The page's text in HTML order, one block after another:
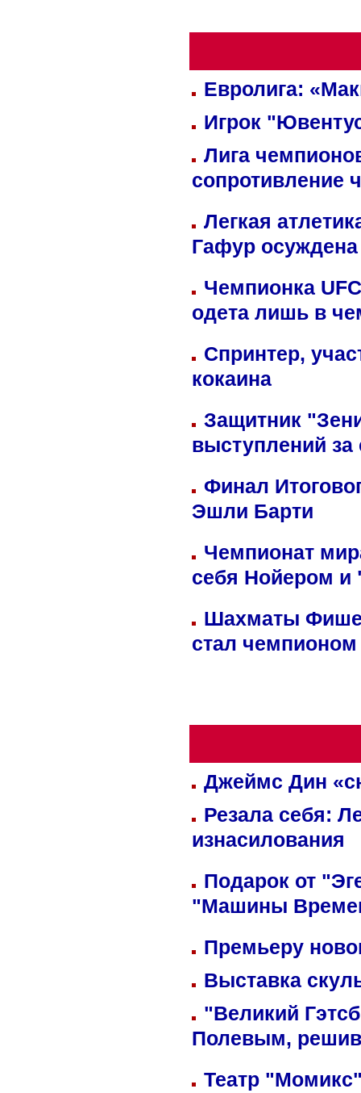
Евролига:
Игрок
Лига
сопротивление
Легкая
Гафур осуждена
Чемпионка
одета лишь в
Спринтер,
кокаина
Защитник
выступлений
Финал
Эшли Барти
Чемпионат
себя Нойером и
Шахматы
стал
Джеймс Дин
Резала себя:
изнасилования
Подарок от
"Машины
Премьеру
Выставка
"Великий
Полевым,
Театр